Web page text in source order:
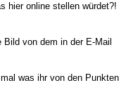
hier online stellen würdet?!
Bild von dem in der E-Mail
was ihr von den Punkten